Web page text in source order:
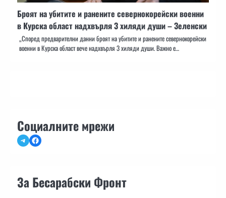
Броят на убитите и ранените севернокорейски военни
в Курска област надхвърля 3 хиляди души – Зеленски
„Според предварителни данни броят на убитите и ранените севернокорейски
военни в Курска област вече надхвърля 3 хиляди души. Важно е…
Социалните мрежи
TelegramFacebook
За Бесарабски Фронт